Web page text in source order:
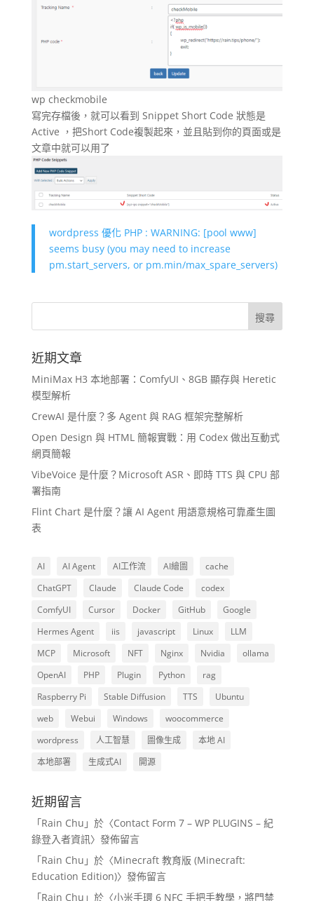
wp checkmobile
寫完存檔後，就可以看到 Snippet Short Code 狀態是
Active ，把Short Code複製起來，並且貼到你的頁面或是
文章中就可以用了
wordpress 優化 PHP : WARNING: [pool www]
seems busy (you may need to increase
pm.start_servers, or pm.min/max_spare_servers)
近期文章
MiniMax H3 本地部署：ComfyUI、8GB 顯存與 Heretic
模型解析
CrewAI 是什麼？多 Agent 與 RAG 框架完整解析
Open Design 與 HTML 簡報實戰：用 Codex 做出互動式
網頁簡報
VibeVoice 是什麼？Microsoft ASR、即時 TTS 與 CPU 部
署指南
Flint Chart 是什麼？讓 AI Agent 用語意規格可靠產生圖
表
AI AI Agent AI工作流 AI繪圖
cache
ChatGPT
Claude Claude Code
codex
ComfyUI
Cursor Docker GitHub
Google
Hermes Agent
iis javascript Linux
LLM
MCP
Microsoft NFT Nginx Nvidia
ollama
OpenAI
PHP Plugin Python
rag
Raspberry Pi
Stable Diffusion TTS
Ubuntu
web
Webui Windows
woocommerce
wordpress
人工智慧 圖像生成
本地 AI
本地部署
生成式AI 開源
近期留言
「Rain Chu 」於〈Contact Form 7 – WP PLUGINS – 紀
錄登入者資訊〉發佈留言
「Rain Chu 」於〈Minecraft 教育版 (Minecraft:
Education Edition)〉發佈留言
「Rain Chu 」於〈小米手環 6 NFC 手把手教學，將門禁